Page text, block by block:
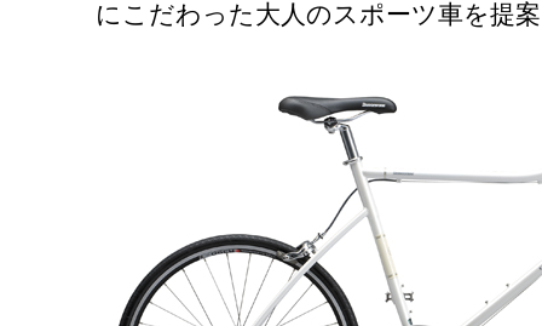
にこだわった大人のスポーツ車を提